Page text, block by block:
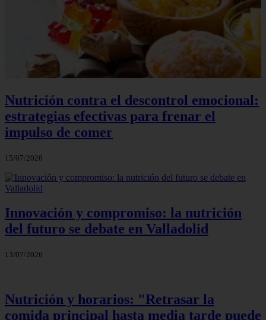
Nutrición contra el descontrol emocional:
estrategias efectivas para frenar el
impulso de comer
15/07/2026
Innovación y compromiso: la nutrición
del futuro se debate en Valladolid
13/07/2026
Nutrición y horarios: "Retrasar la
comida principal hasta media tarde puede